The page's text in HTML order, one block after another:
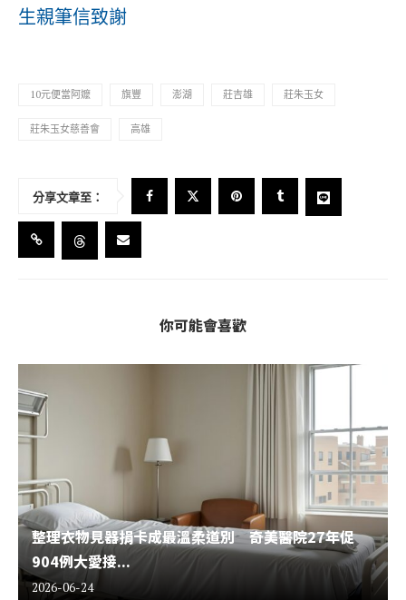
生親筆信致謝
10元便當阿嬤 旗豐 澎湖 莊吉雄 莊朱玉女
莊朱玉女慈善會 高雄
分享文章至：
你可能會喜歡
整理衣物見器捐卡成最溫柔道別 奇美醫院27年促
904例大愛接...
2026-06-24